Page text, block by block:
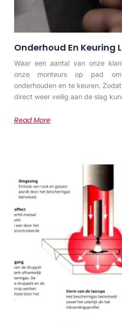
Onderhoud En Keuring
Waar een aantal van onze
onze monteurs op pad
onderhouden en te keuren.
direct weer veilig aan de slag
Read More